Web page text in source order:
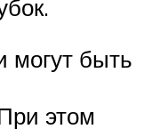
могут быть
этом